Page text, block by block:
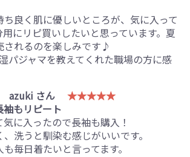
ち良く肌に優しいところが、気に入って
用にリピ買いしたいと思っています。夏
されるのを楽しみです♪
パジャマを教えてくれた職場の方に感
azuki さん
★★★★★
もリピート
に入ったので長袖も購入！
洗うと馴染む感じがいいです。
毎日着たいと言ってます。